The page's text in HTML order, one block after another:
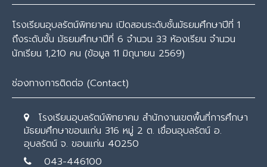
โรงเรียนอุบลรัตน์พิทยาคม เปิดสอนระดับชั้นมัธยมศึกษาปีที่ 1
ถึงระดับชั้น มัธยมศึกษาปีที่ 6 จำนวน 33 ห้องเรียน จำนวน
นักเรียน 1,210 คน (ข้อมูล 11 มิถุนายน 2569)
ช่องทางการติดต่อ (Contact)
โรงเรียนอุบลรัตน์พิทยาคม สำนักงานเขตพื้นที่การศึกษา
มัธยมศึกษาขอนแก่น 316 หมู่ 2 ต. เขื่อนอุบลรัตน์ อ.
อุบลรัตน์ จ. ขอนแก่น 40250
043-446100